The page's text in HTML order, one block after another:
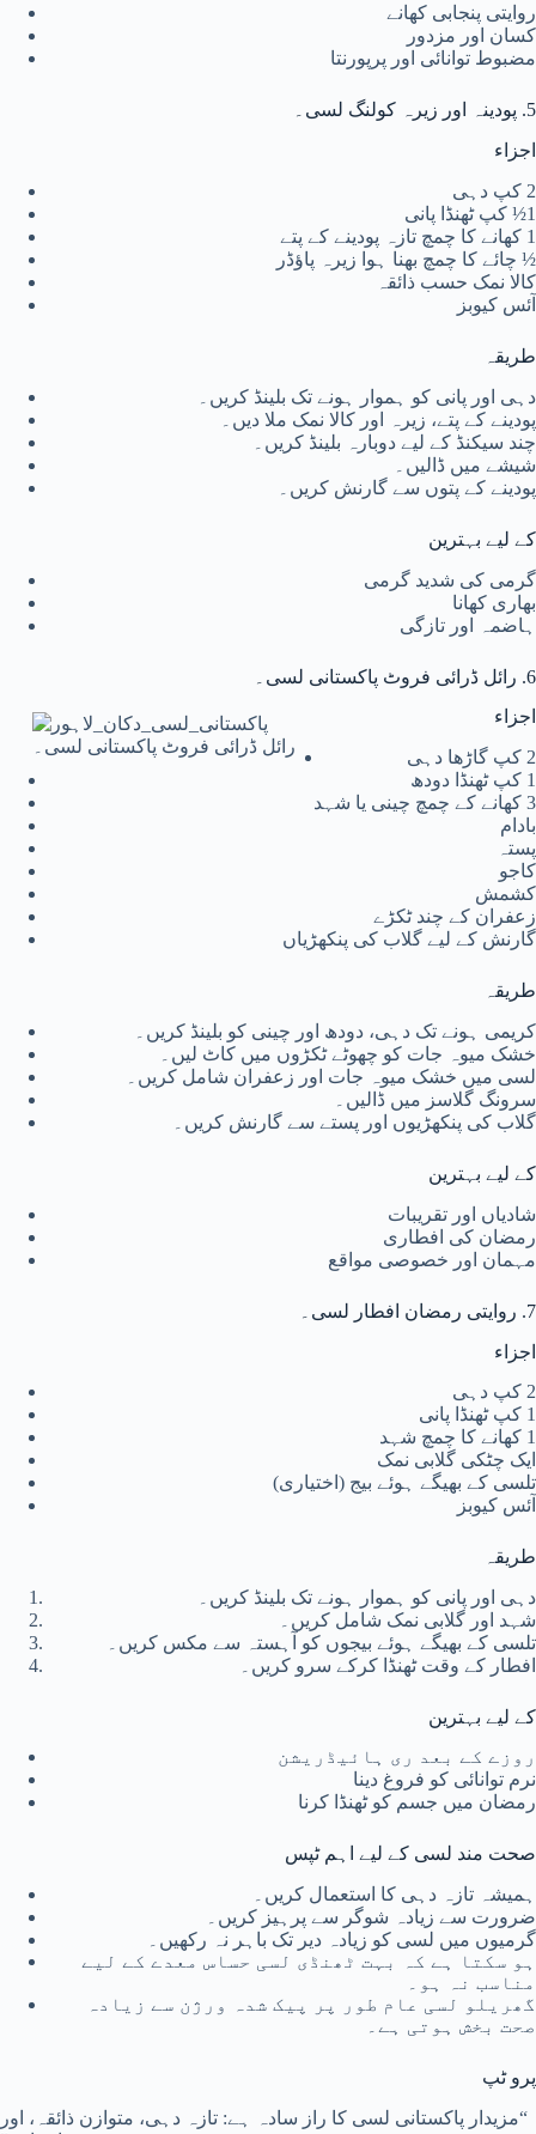
روایتی پنجابی کھانے
کسان اور مزدور
مضبوط توانائی اور پرپورنتا
5. پودینہ اور زیرہ کولنگ لسی۔
اجزاء
2 کپ دہی
1½ کپ ٹھنڈا پانی
1 کھانے کا چمچ تازہ پودینے کے پتے
½ چائے کا چمچ بھنا ہوا زیرہ پاؤڈر
کالا نمک حسب ذائقہ
آئس کیوبز
طریقہ
دہی اور پانی کو ہموار ہونے تک بلینڈ کریں۔
پودینے کے پتے، زیرہ اور کالا نمک ملا دیں۔
چند سیکنڈ کے لیے دوبارہ بلینڈ کریں۔
شیشے میں ڈالیں۔
پودینے کے پتوں سے گارنش کریں۔
کے لیے بہترین
گرمی کی شدید گرمی
بھاری کھانا
ہاضمہ اور تازگی
6. رائل ڈرائی فروٹ پاکستانی لسی۔
رائل ڈرائی فروٹ پاکستانی لسی۔
اجزاء
2 کپ گاڑھا دہی
1 کپ ٹھنڈا دودھ
3 کھانے کے چمچ چینی یا شہد
بادام
پستہ
کاجو
کشمش
زعفران کے چند ٹکڑے
گارنش کے لیے گلاب کی پنکھڑیاں
طریقہ
کریمی ہونے تک دہی، دودھ اور چینی کو بلینڈ کریں۔
خشک میوہ جات کو چھوٹے ٹکڑوں میں کاٹ لیں۔
لسی میں خشک میوہ جات اور زعفران شامل کریں۔
سرونگ گلاسز میں ڈالیں۔
گلاب کی پنکھڑیوں اور پستے سے گارنش کریں۔
کے لیے بہترین
شادیاں اور تقریبات
رمضان کی افطاری
مہمان اور خصوصی مواقع
7. روایتی رمضان افطار لسی۔
اجزاء
2 کپ دہی
1 کپ ٹھنڈا پانی
1 کھانے کا چمچ شہد
ایک چٹکی گلابی نمک
تلسی کے بھیگے ہوئے بیج (اختیاری)
آئس کیوبز
طریقہ
دہی اور پانی کو ہموار ہونے تک بلینڈ کریں۔
شہد اور گلابی نمک شامل کریں۔
تلسی کے بھیگے ہوئے بیجوں کو آہستہ سے مکس کریں۔
افطار کے وقت ٹھنڈا کرکے سرو کریں۔
کے لیے بہترین
روزے کے بعد ری ہائیڈریشن
نرم توانائی کو فروغ دینا
رمضان میں جسم کو ٹھنڈا کرنا
صحت مند لسی کے لیے اہم ٹپس
ہمیشہ تازہ دہی کا استعمال کریں۔
ضرورت سے زیادہ شوگر سے پرہیز کریں۔
گرمیوں میں لسی کو زیادہ دیر تک باہر نہ رکھیں۔
ہو سکتا ہے کہ بہت ٹھنڈی لسی حساس معدے کے لیے
مناسب نہ ہو۔
گھریلو لسی عام طور پر پیک شدہ ورژن سے زیادہ
صحت بخش ہوتی ہے۔
پرو ٹپ
“مزیدار پاکستانی لسی کا راز سادہ ہے: تازہ دہی، متوازن ذائقہ، اور